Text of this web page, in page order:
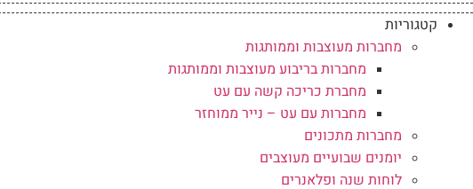
קטגוריות
מחברות מעוצבות וממותגות
מחברות בריבוע מעוצבות וממותגות
מחברת כריכה קשה עם עט
מחברות עם עט – נייר ממוחזר
מחברות מתכונים
יומנים שבועיים מעוצבים
לוחות שנה ופלאנרים